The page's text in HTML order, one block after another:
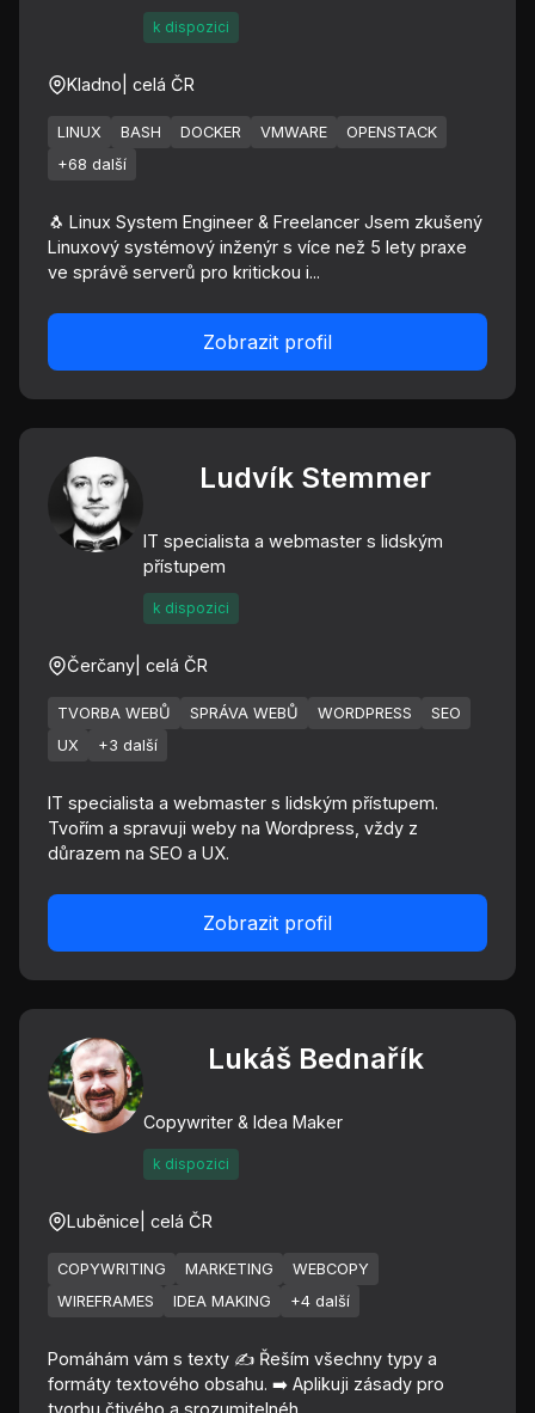
k dispozici
Kladno | celá ČR
LINUX BASH DOCKER VMWARE
OPENSTACK
+68 další
🐧 Linux System Engineer & Freelancer Jsem zkušený
Linuxový systémový inženýr s více než 5 lety praxe
ve správě serverů pro kritickou i...
Zobrazit profil
Ludvík Stemmer
IT specialista a webmaster s lidským
přístupem
k dispozici
Čerčany | celá ČR
TVORBA WEBŮ SPRÁVA WEBŮ WORDPRESS
SEO
UX
+3 další
IT specialista a webmaster s lidským přístupem.
Tvořím a spravuji weby na Wordpress, vždy z
důrazem na SEO a UX.
Zobrazit profil
Lukáš Bednařík
Copywriter & Idea Maker
k dispozici
Luběnice | celá ČR
COPYWRITING MARKETING
WEBCOPY
WIREFRAMES
IDEA MAKING +4 další
Pomáhám vám s texty ✍️ Řeším všechny typy a
formáty textového obsahu. ➡️ Aplikuji zásady pro
tvorbu čtivého a srozumitelnéh...